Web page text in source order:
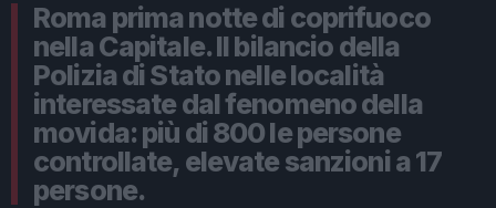
Roma prima notte di coprifuoco
nella Capitale. Il bilancio della
Polizia di Stato nelle località
interessate dal fenomeno della
movida: più di 800 le persone
controllate, elevate sanzioni a 17
persone.